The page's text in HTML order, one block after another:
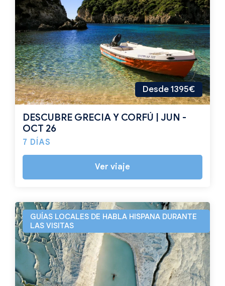
Desde 1395€
DESCUBRE GRECIA Y CORFÚ | JUN -
OCT 26
7 DÍAS
Ver viaje
GUÍAS LOCALES DE HABLA HISPANA DURANTE
LAS VISITAS